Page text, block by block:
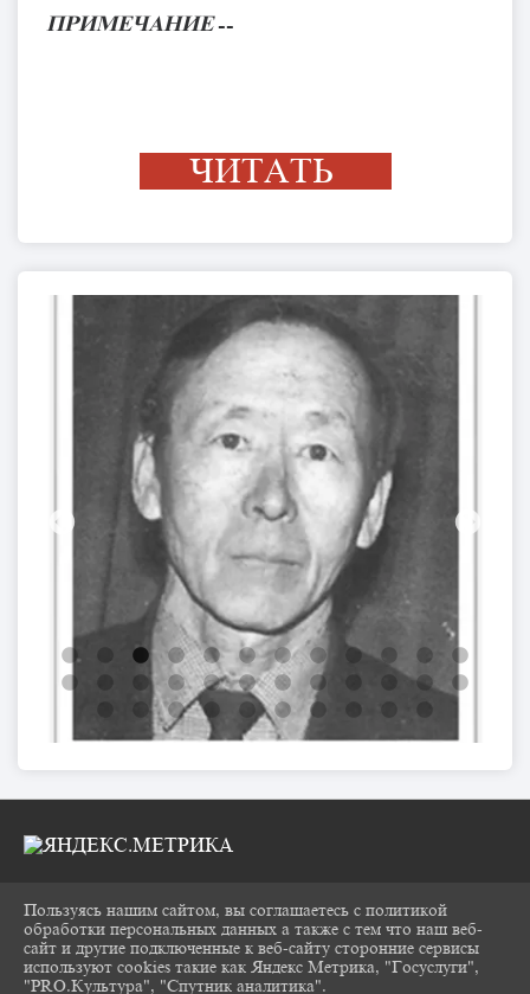
ПРИМЕЧАНИЕ --
ЧИТАТЬ
2026 Г. CHUKOVKA17.RU
ВХОД
КАРТА САЙТА
ПОЛИТИКА ОБРАБОТКИ ПЕРСОНАЛЬНЫХ
Пользуясь нашим сайтом, вы соглашаетесь с политикой
обработки персональных данных а также с тем что наш веб-
сайт и другие подключенные к веб-сайту сторонние сервисы
используют cookies такие как Яндекс Метрика, "Госуслуги",
"PRO.Культура", "Спутник аналитика".